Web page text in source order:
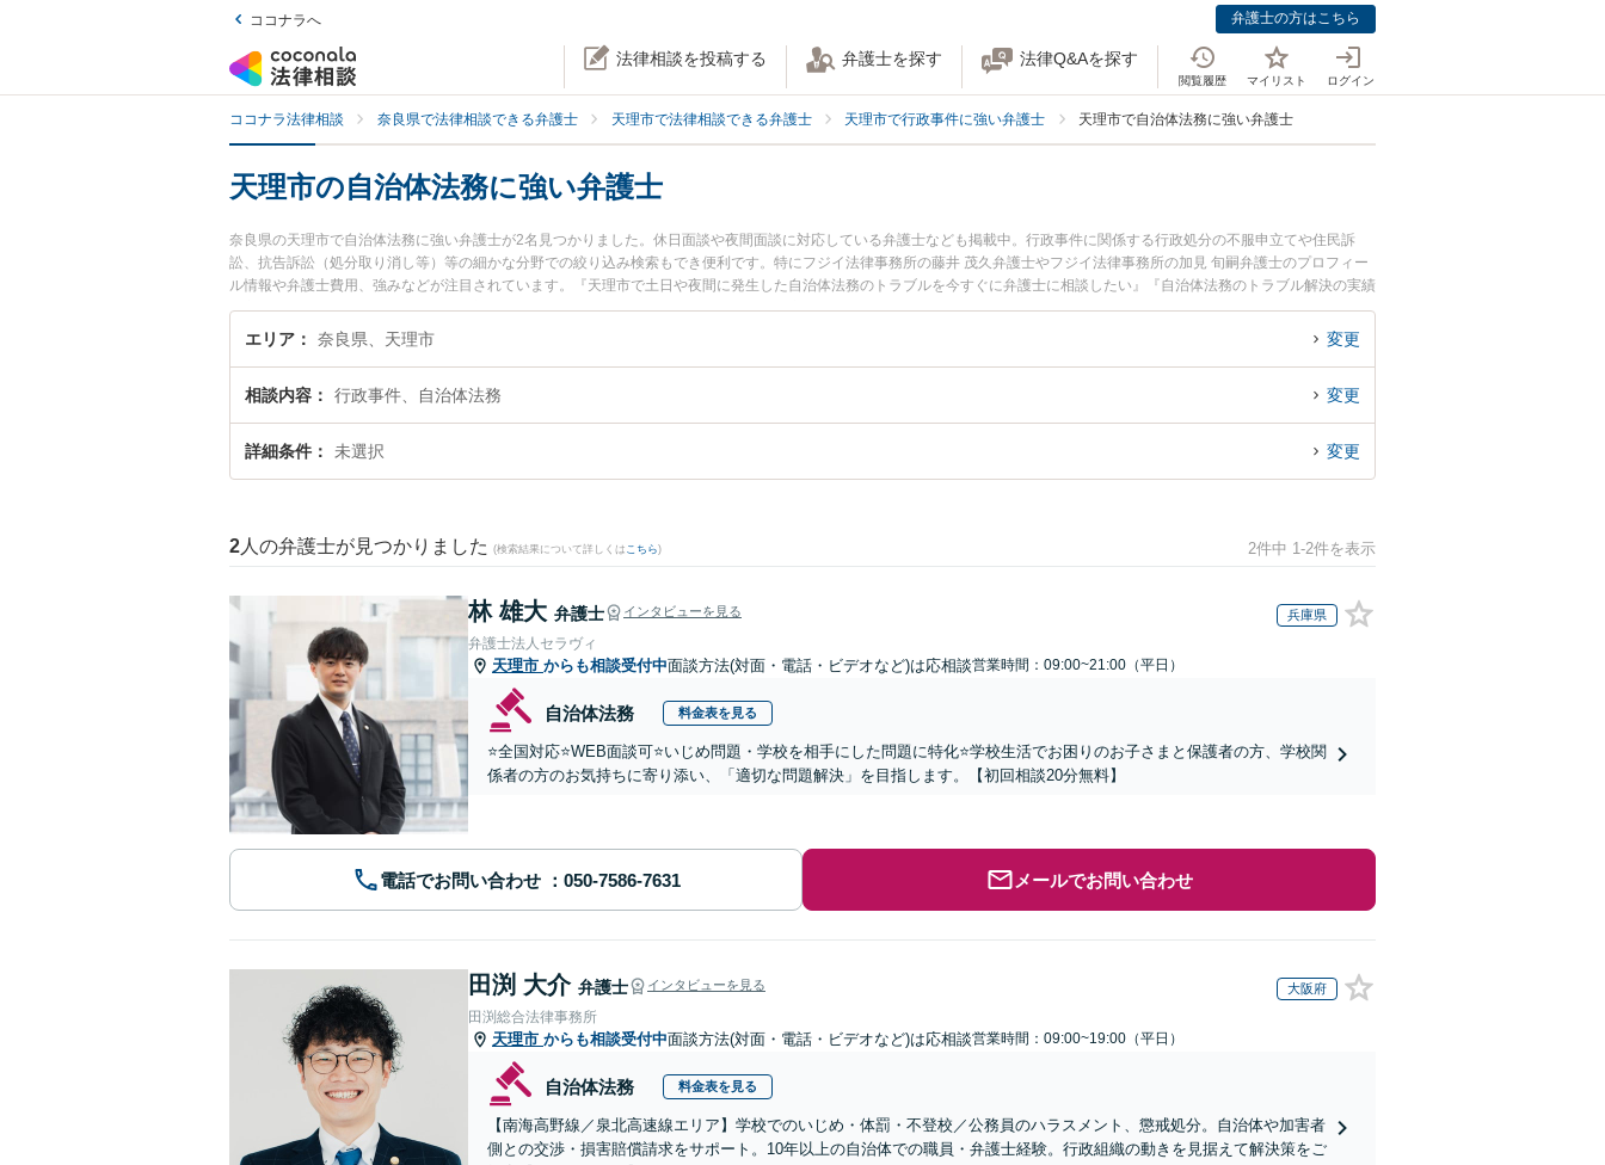
ココナラへ 弁護士の方はこちら
法律相談を投稿する 弁護士を探す 法律Q&Aを探す
閲覧履歴 マイリスト ログイン
ココナラ法律相談 奈良県で法律相談できる弁護士 天理市で法律相談できる弁護士 天理市で行政事件に強い弁護士 天理市で自治体法務に強い弁護士
天理市の自治体法務に強い弁護士
奈良県の天理市で自治体法務に強い弁護士が2名見つかりました。休日面談や夜間面談に対応している弁護士なども掲載中。行政事件に関係する行政処分の不服申立てや住民訴
訟、抗告訴訟（処分取り消し等）等の細かな分野での絞り込み検索もでき便利です。特にフジイ法律事務所の藤井 茂久弁護士やフジイ法律事務所の加見 旬嗣弁護士のプロフィー
ル情報や弁護士費用、強みなどが注目されています。『天理市で土日や夜間に発生した自治体法務のトラブルを今すぐに弁護士に相談したい』『自治体法務のトラブル解決の実績
豊富な近くの弁護士を検索したい』『初回相談無料で自治体法務を法律相談できる天理市内の弁護士に相談予約したい』などでお困りの相談者さんにおすすめです。
エリア 奈良県、天理市 変更
相談内容 行政事件、自治体法務 変更
詳細条件 未選択 変更
2 人の弁護士が見つかりました (検索結果について詳しくは こちら) 2件中 1-2件を表示
林 雄大 弁護士 インタビューを見る 兵庫県
弁護士法人セラヴィ
天理市 からも相談受付中面談方法(対面・電話・ビデオなど)は応相談営業時間：09:00~21:00（平日）
自治体法務 料金表を見る
⭐️全国対応⭐️WEB面談可⭐️いじめ問題・学校を相手にした問題に特化⭐️学校生活でお困りのお子さまと保護者の方、学校関
係者の方のお気持ちに寄り添い、「適切な問題解決」を目指します。【初回相談20分無料】
電話でお問い合わせ メールでお問い合わせ
田渕 大介 弁護士 インタビューを見る 大阪府
田渕総合法律事務所
天理市 からも相談受付中面談方法(対面・電話・ビデオなど)は応相談営業時間：09:00~19:00（平日）
自治体法務 料金表を見る
【南海高野線／泉北高速線エリア】学校でのいじめ・体罰・不登校／公務員のハラスメント、懲戒処分。自治体や加害者
側との交渉・損害賠償請求をサポート。10年以上の自治体での職員・弁護士経験。行政組織の動きを見据えて解決策をご